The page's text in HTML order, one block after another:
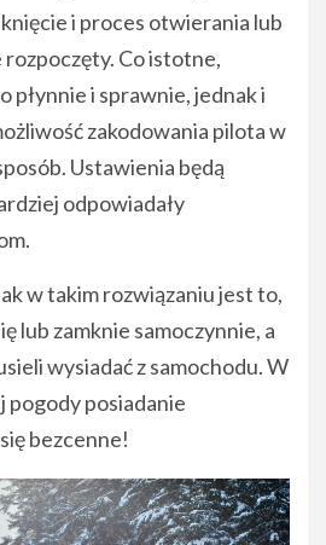
i proces otwierania lub
rozpoczęty. Co istotne,
płynnie i sprawnie, jednak i
zakodowania pilota w
Ustawienia będą
odpowiadały
w takim rozwiązaniu jest to,
lub zamknie samoczynnie, a
wysiadać z samochodu. W
pogody posiadanie
bezcenne!